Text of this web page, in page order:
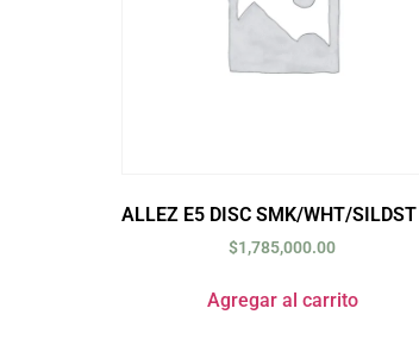
ALLEZ E5 DISC SMK/WHT/
$1,785,000.00
Agregar al carrito